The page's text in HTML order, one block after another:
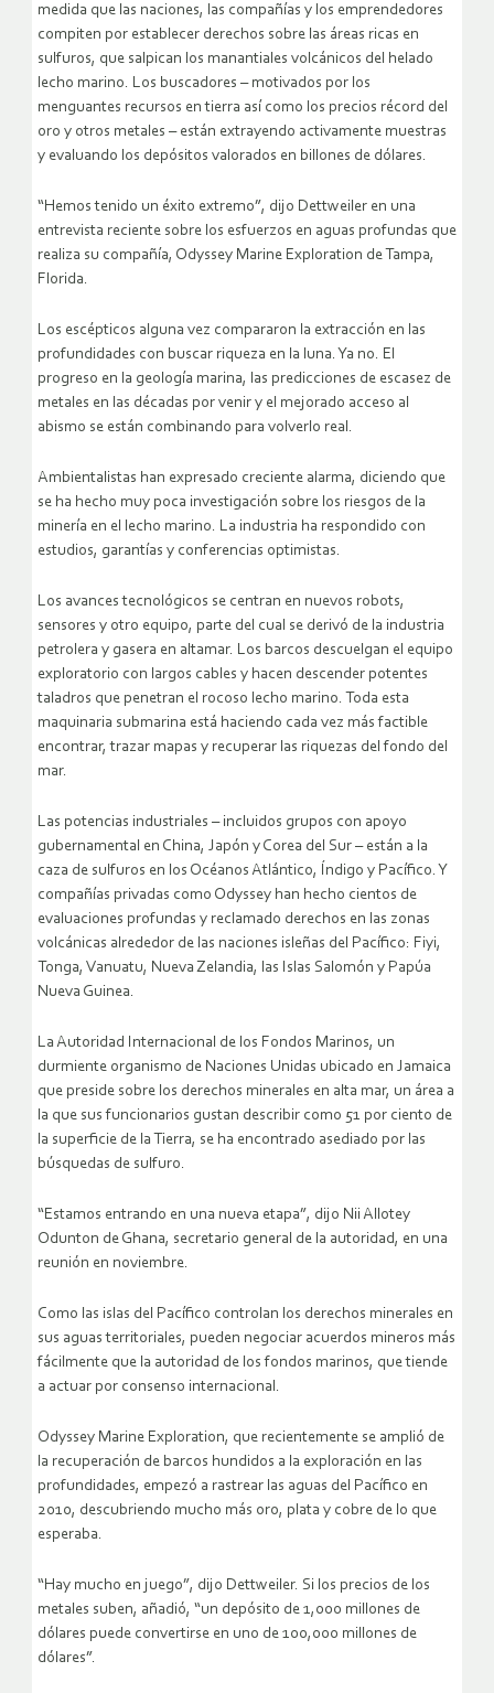
medida que las naciones, las compañías y los emprendedores
compiten por establecer derechos sobre las áreas ricas en
sulfuros, que salpican los manantiales volcánicos del helado
lecho marino. Los buscadores – motivados por los
menguantes recursos en tierra así como los precios récord del
oro y otros metales – están extrayendo activamente muestras
y evaluando los depósitos valorados en billones de dólares.
“Hemos tenido un éxito extremo”, dijo Dettweiler en una
entrevista reciente sobre los esfuerzos en aguas profundas que
realiza su compañía, Odyssey Marine Exploration de Tampa,
Florida.
Los escépticos alguna vez compararon la extracción en las
profundidades con buscar riqueza en la luna. Ya no. El
progreso en la geología marina, las predicciones de escasez de
metales en las décadas por venir y el mejorado acceso al
abismo se están combinando para volverlo real.
Ambientalistas han expresado creciente alarma, diciendo que
se ha hecho muy poca investigación sobre los riesgos de la
minería en el lecho marino. La industria ha respondido con
estudios, garantías y conferencias optimistas.
Los avances tecnológicos se centran en nuevos robots,
sensores y otro equipo, parte del cual se derivó de la industria
petrolera y gasera en altamar. Los barcos descuelgan el equipo
exploratorio con largos cables y hacen descender potentes
taladros que penetran el rocoso lecho marino. Toda esta
maquinaria submarina está haciendo cada vez más factible
encontrar, trazar mapas y recuperar las riquezas del fondo del
mar.
Las potencias industriales – incluidos grupos con apoyo
gubernamental en China, Japón y Corea del Sur – están a la
caza de sulfuros en los Océanos Atlántico, Índigo y Pacífico. Y
compañías privadas como Odyssey han hecho cientos de
evaluaciones profundas y reclamado derechos en las zonas
volcánicas alrededor de las naciones isleñas del Pacífico: Fiyi,
Tonga, Vanuatu, Nueva Zelandia, las Islas Salomón y Papúa
Nueva Guinea.
La Autoridad Internacional de los Fondos Marinos, un
durmiente organismo de Naciones Unidas ubicado en Jamaica
que preside sobre los derechos minerales en alta mar, un área a
la que sus funcionarios gustan describir como 51 por ciento de
la superficie de la Tierra, se ha encontrado asediado por las
búsquedas de sulfuro.
“Estamos entrando en una nueva etapa”, dijo Nii Allotey
Odunton de Ghana, secretario general de la autoridad, en una
reunión en noviembre.
Como las islas del Pacífico controlan los derechos minerales en
sus aguas territoriales, pueden negociar acuerdos mineros más
fácilmente que la autoridad de los fondos marinos, que tiende
a actuar por consenso internacional.
Odyssey Marine Exploration, que recientemente se amplió de
la recuperación de barcos hundidos a la exploración en las
profundidades, empezó a rastrear las aguas del Pacífico en
2010, descubriendo mucho más oro, plata y cobre de lo que
esperaba.
“Hay mucho en juego”, dijo Dettweiler. Si los precios de los
metales suben, añadió, “un depósito de 1,000 millones de
dólares puede convertirse en uno de 100,000 millones de
dólares”.